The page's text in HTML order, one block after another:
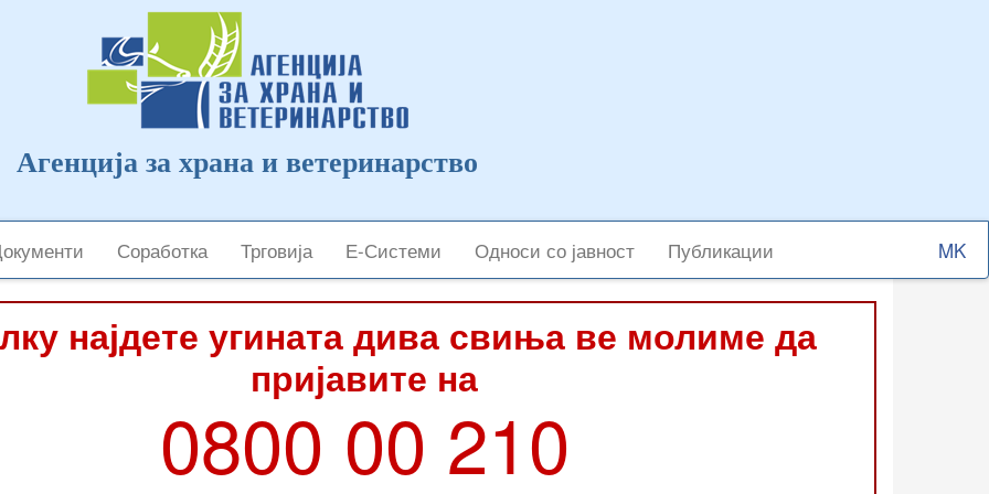
Агенција за храна и ветеринарство
Соработка Трговија Е-Системи Односи со јавност Публикации
Select
your
најдете угината дива свиња ве молиме да
пријавите на
0800 00 210